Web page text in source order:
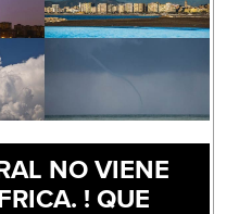
NO VIENE
! QUE